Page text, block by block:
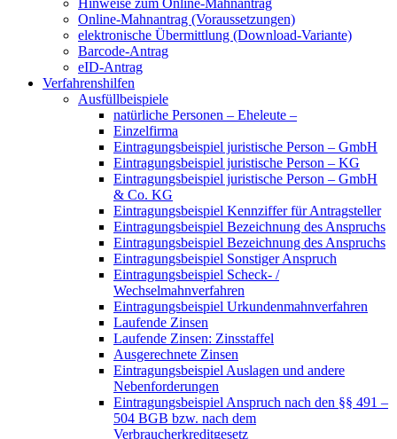
Online-Mahnantrag (Voraussetzungen)
elektronische Übermittlung (Download-Variante)
Barcode-Antrag
eID-Antrag
Verfahrenshilfen
Ausfüllbeispiele
natürliche Personen – Eheleute –
Einzelfirma
Eintragungsbeispiel juristische Person – GmbH
Eintragungsbeispiel juristische Person – KG
Eintragungsbeispiel juristische Person – GmbH
& Co. KG
Eintragungsbeispiel Kennziffer für Antragsteller
Eintragungsbeispiel Bezeichnung des Anspruchs
Eintragungsbeispiel Bezeichnung des Anspruchs
Eintragungsbeispiel Sonstiger Anspruch
Eintragungsbeispiel Scheck- /
Wechselmahnverfahren
Eintragungsbeispiel Urkundenmahnverfahren
Laufende Zinsen
Laufende Zinsen: Zinsstaffel
Ausgerechnete Zinsen
Eintragungsbeispiel Auslagen und andere
Nebenforderungen
Eintragungsbeispiel Anspruch nach den §§ 491 –
504 BGB bzw. nach dem
Verbraucherkreditgesetz